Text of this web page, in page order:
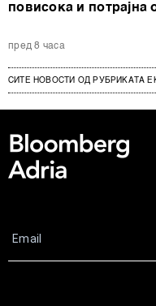
повисока и потрајна
пред 8 часа
СИТЕ НОВОСТИ ОД РУБРИКАТА